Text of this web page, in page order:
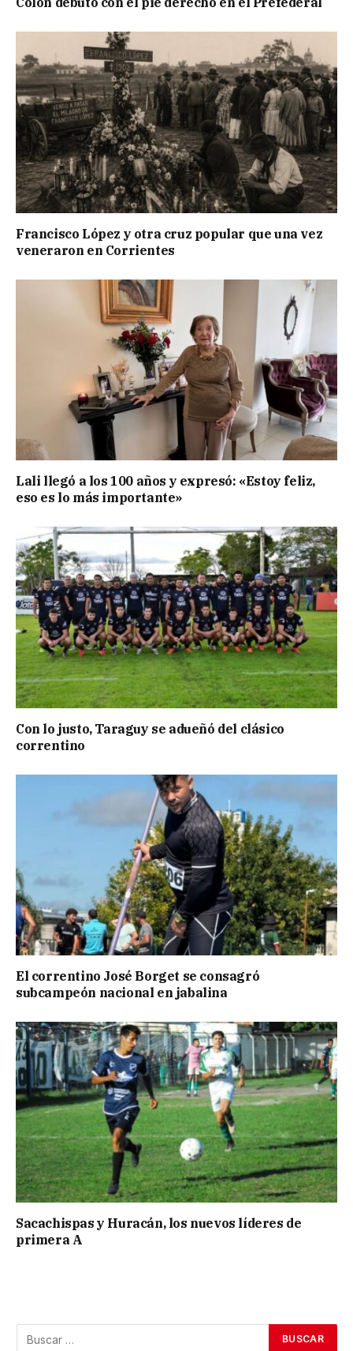
Francisco López y otra cruz popular que una vez
veneraron en Corrientes
Lali llegó a los 100 años y expresó: «Estoy feliz,
eso es lo más importante»
Con lo justo, Taraguy se adueñó del clásico
correntino
El correntino José Borget se consagró
subcampeón nacional en jabalina
Sacachispas y Huracán, los nuevos líderes de
primera A